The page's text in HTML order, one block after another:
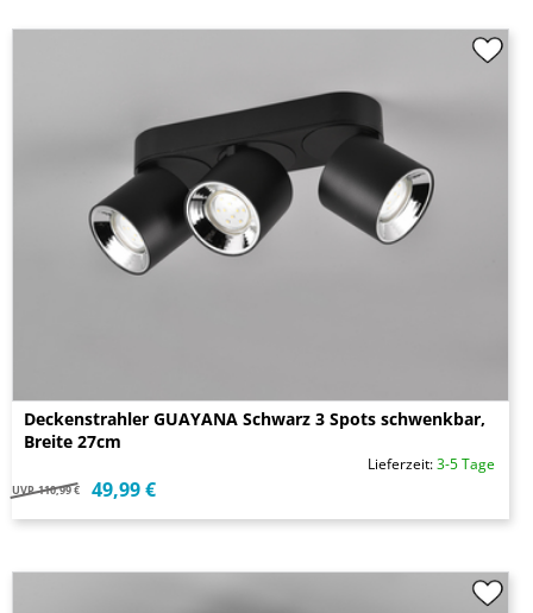
Deckenstrahler GUAYANA Schwarz 3 Spots schwenkbar,
Breite 27cm
Lieferzeit:3-5 Tage
UVP 110,99 € 49,99 €